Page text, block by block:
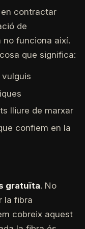
contractar
de
no funciona així.
que significa:
vulguis
lliure de marxar
confiem en la
gratuïta. No
la fibra
cobreix aquest